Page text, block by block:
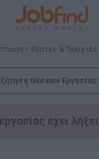
Ψήστες & Τυλιχτές
Θέσεων Εργασίας
έχει λήξει